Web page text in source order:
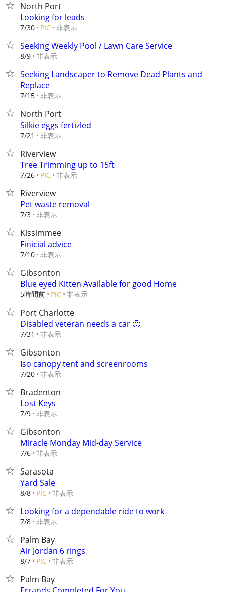
North Port
Looking for leads
7/30 PIC 非表示
Seeking Weekly Pool / Lawn Care Service
8/9 非表示
Seeking Landscaper to Remove Dead Plants and
Replace
7/15 非表示
North Port
Silkie eggs fertizled
7/21 非表示
Riverview
Tree Trimming up to 15ft
7/26 PIC 非表示
Riverview
Pet waste removal
7/3 非表示
Kissimmee
Finicial advice
7/10 非表示
Gibsonton
Blue eyed Kitten Available for good Home
5時間前 PIC 非表示
Port Charlotte
Disabled veteran needs a car 🙂
7/31 非表示
Gibsonton
Iso canopy tent and screenrooms
7/20 非表示
Bradenton
Lost Keys
7/9 非表示
Gibsonton
Miracle Monday Mid-day Service
7/6 非表示
Sarasota
Yard Sale
8/8 PIC 非表示
Looking for a dependable ride to work
7/8 非表示
Palm Bay
Air Jordan 6 rings
8/7 PIC 非表示
Palm Bay